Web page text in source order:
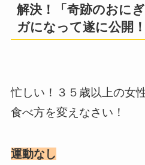
解決！「奇跡のおに
ガになって遂に公開！
忙しい！３５歳以上の女
食べ方を変えなさい！
運動なし